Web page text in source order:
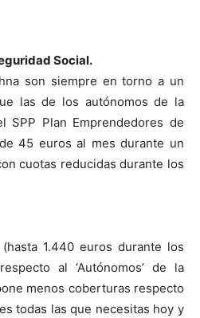
Social.
son siempre en torno a un
las de los autónomos de la
SPP Plan Emprendedores de
45 euros al mes durante un
cuotas reducidas durante los
1.440 euros durante los
al ‘Autónomos’ de la
menos coberturas respecto
todas las que necesitas hoy y